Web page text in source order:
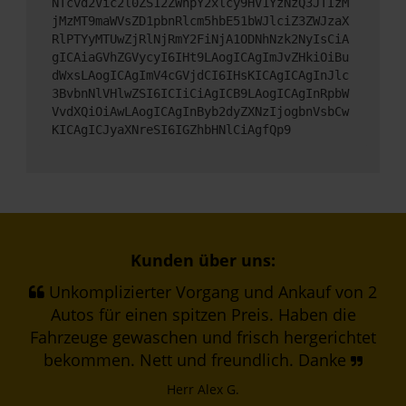
jMzMT9maWVsZD1pbnRlcm5hbE51bWJlciZ3ZWJzaX
RlPTYyMTUwZjRlNjRmY2FiNjA1ODNhNzk2NyIsCiA
gICAiaGVhZGVycyI6IHt9LAogICAgImJvZHkiOiBu
dWxsLAogICAgImV4cGVjdCI6IHsKICAgICAgInJlc
3BvbnNlVHlwZSI6ICIiCiAgICB9LAogICAgInRpbW
VvdXQiOiAwLAogICAgInByb2dyZXNzIjogbnVsbCw
KICAgICJyaXNreSI6IGZhbHNlCiAgfQp9
Kunden über uns:
Unkomplizierter Vorgang und Ankauf von 2
Autos für einen spitzen Preis. Haben die
Fahrzeuge gewaschen und frisch hergerichtet
bekommen. Nett und freundlich. Danke
Herr Alex G.